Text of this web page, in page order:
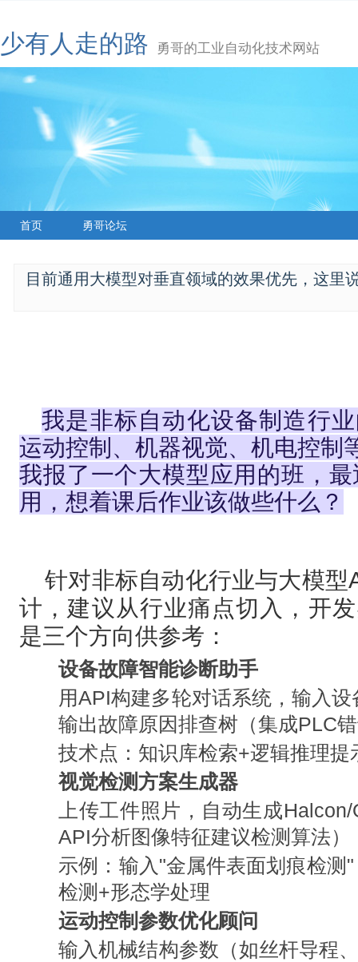
少有人走的路 勇哥的工业自动化技术网站
首页 勇哥论坛
目前通用大模型对垂直领域的效果优先，这里
我是非标自动化设备制造行
运动控制、机器视觉、机电控制
我报了一个大模型应用的班，
用，想着课后作业该做些什么？
针对非标自动化行业与大模型
计，建议从行业痛点切入，开
是三个方向供参考：
设备故障智能诊断助手
用API构建多轮对话系统，输入
输出故障原因排查树（集成PLC
技术点：知识库检索+逻辑推理提
视觉检测方案生成器
上传工件照片，自动生成
API分析图像特征建议检测算法）
示例：输入"金属件表面划痕检测
检测+形态学处理
运动控制参数优化顾问
输入机械结构参数（如丝杆导程